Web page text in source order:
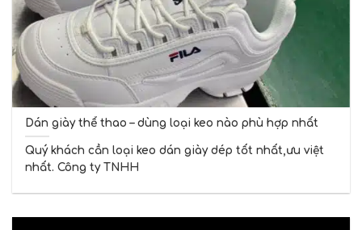
Dán giày thể thao – dùng loại keo nào phù hợp nhất
Quý khách cần loại keo dán giày dép tốt nhất,ưu việt
nhất. Công ty TNHH